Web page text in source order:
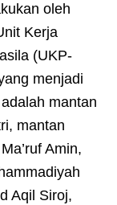
oleh
Kerja
(UKP-
menjadi
mantan
mantan
Amin,
Aqil Siroj,